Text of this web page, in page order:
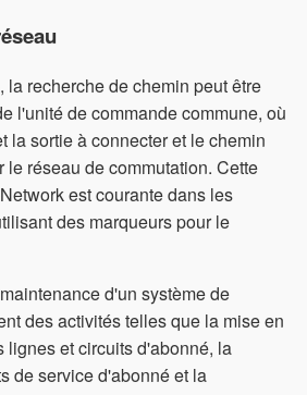
la recherche de chemin peut être
l'unité de commande commune, où
la sortie à connecter et le chemin
le réseau de commutation. Cette
est courante dans les
des marqueurs pour le
d'un système de
des activités telles que la mise en
lignes et circuits d'abonné, la
de service d'abonné et la